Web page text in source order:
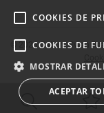
© 2026Callum Swan
COOKIES DE
COOKIES DE
MOSTRAR
ACEPTAR